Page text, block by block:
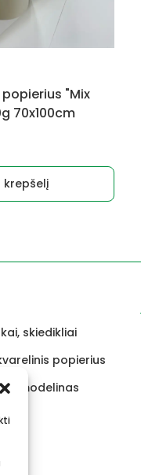
"Mix
70x100cm
krepšelį
skiedikliai
popierius
modelinas